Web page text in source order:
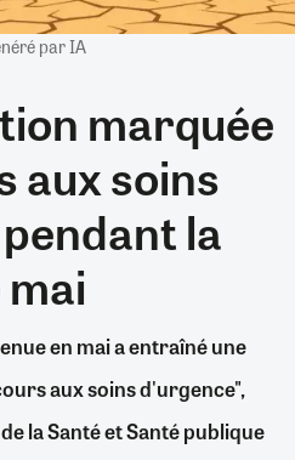
par IA
marquée
aux soins
la
en mai a entraîné une
aux soins d'urgence",
la Santé et Santé publique